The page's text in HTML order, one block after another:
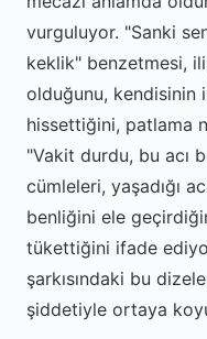
vurguluyor. "Sanki
keklik" benzetmesi,
olduğunu, kendisinin
hissettiğini, patlama
"Vakit durdu, bu acı
cümleleri, yaşadığı
benliğini ele
tükettiğini ifade
şarkısındaki bu
şiddetiyle ortaya